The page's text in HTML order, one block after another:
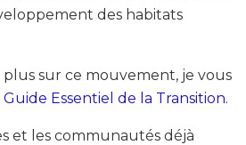
des habitats
sur ce mouvement, je vous
Guide Essentiel de la Transition.
et les communautés déjà